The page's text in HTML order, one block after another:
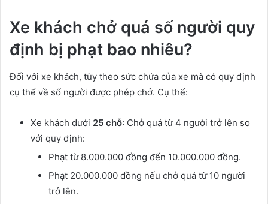
Xe khách chở quá số người quy
định bị phạt bao nhiêu?
Đối với xe khách, tùy theo sức chứa của xe mà có quy định
cụ thể về số người được phép chở. Cụ thể:
Xe khách dưới 25 chỗ: Chở quá từ 4 người trở lên so
với quy định:
Phạt từ 8.000.000 đồng đến 10.000.000 đồng.
Phạt 20.000.000 đồng nếu chở quá từ 10 người
trở lên.